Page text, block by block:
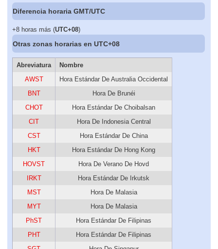
Diferencia horaria GMT/UTC
+8 horas más (UTC+08)
Otras zonas horarias en UTC+08
Abreviatura
Nombre
AWST
Hora Estándar De Australia Occidental
BNT
Hora De Brunéi
CHOT
Hora Estándar De Choibalsan
CIT
Hora De Indonesia Central
CST
Hora Estándar De China
HKT
Hora Estándar De Hong Kong
HOVST
Hora De Verano De Hovd
IRKT
Hora Estándar De Irkutsk
MST
Hora De Malasia
MYT
Hora De Malasia
PhST
Hora Estándar De Filipinas
PHT
Hora Estándar De Filipinas